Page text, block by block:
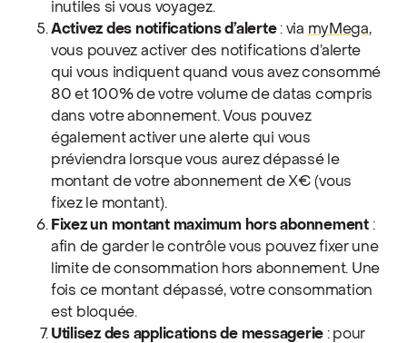
inutiles si vous voyagez.
Activez des notifications d’alerte : via myMega,
vous pouvez activer des notifications d’alerte
qui vous indiquent quand vous avez consommé
80 et 100% de votre volume de datas compris
dans votre abonnement. Vous pouvez
également activer une alerte qui vous
préviendra lorsque vous aurez dépassé le
montant de votre abonnement de X€ (vous
fixez le montant).
Fixez un montant maximum hors abonnement:
afin de garder le contrôle vous pouvez fixer une
limite de consommation hors abonnement. Une
fois ce montant dépassé, votre consommation
est bloquée.
Utilisez des applications de messagerie : pour